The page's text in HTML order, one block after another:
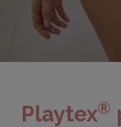
Playtex®